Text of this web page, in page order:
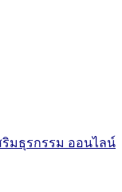
มธุรกรรม ออนไลน์